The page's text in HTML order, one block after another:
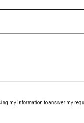
my information to answer my